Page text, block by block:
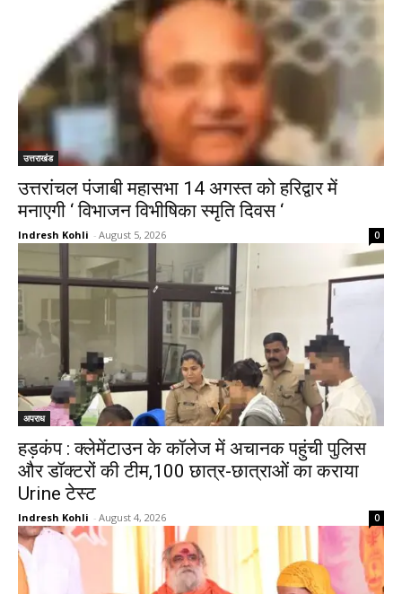
उत्तराखंड
उत्तरांचल पंजाबी महासभा 14 अगस्त को हरिद्वार में
मनाएगी ‘ विभाजन विभीषिका स्मृति दिवस ‘
Indresh Kohli - August 5, 2026 0
अपराध
हड़कंप : क्लेमेंटाउन के कॉलेज में अचानक पहुंची पुलिस
और डॉक्टरों की टीम,100 छात्र-छात्राओं का कराया
Urine टेस्ट
Indresh Kohli - August 4, 2026 0